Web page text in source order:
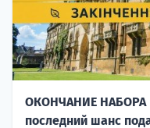
ОКОНЧАНИЕ НАБОРА
последний шанс